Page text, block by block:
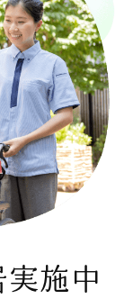
実施中